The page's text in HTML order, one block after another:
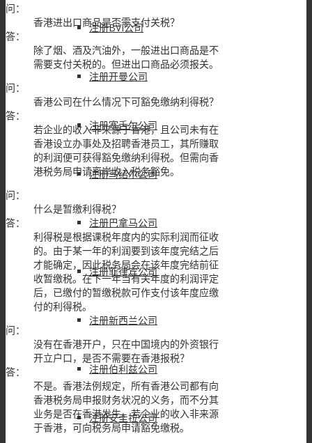
注册BVI公司
注册开曼公司
注册塞舌尔公司
注册马绍尔公司
注册巴拿马公司
注册菲律宾公司
注册新西兰公司
注册伯利兹公司
注册安圭拉公司
问：
香港进出口商品是否需支付关税？
答：
除了烟、酒及汽油外，一般进出口商品是不
需要支付关税的。但进出口商品必须报关。
问：
香港公司在什么情况下可豁免缴纳利得税？
答：
若企业的收入非来源于香港，且公司未有在
香港设立办事处及招聘香港员工，其所赚取
的利润便可获得豁免缴纳利得税。但需向香
港税务局申请离岸收入税务豁免。
问：
什么是暂缴利得税？
答：
利得税是根据课税年度内的实际利润而征收
的。由于某一年的利润要到该年度完结之后
才能确定，因此税务局会在该年度完结前征
收暂缴税。在下一年当有关年度的利润评定
后，已缴付的暂缴税款可作支付该年度应缴
付的利得税。
问：
没有在香港开户，只在中国境内的外资银行
开立户口，是否不需要在香港报税？
答：
不是。香港法例规定，所有香港公司都有向
香港税务局申报财务状况的义务，而不分其
业务是否在香港发生。若企业的收入非来源
于香港，可向税务局申请豁免缴税。